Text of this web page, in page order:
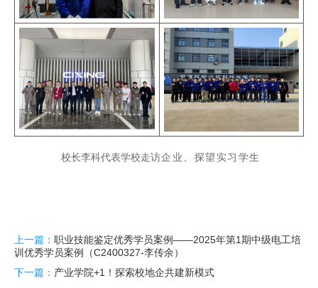
校长李科代表学校走访企业、探望实习学生
上一篇： 职业技能鉴定优秀学员案例——2025年第1期中级电工培
训优秀学员案例（C2400327-李传余）
下一篇： 产业学院+1！探索校地企共建新模式